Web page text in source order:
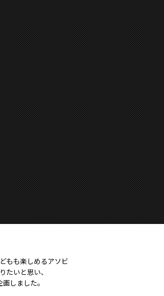
もも楽しめるアソビ
たいと思い、
しました。